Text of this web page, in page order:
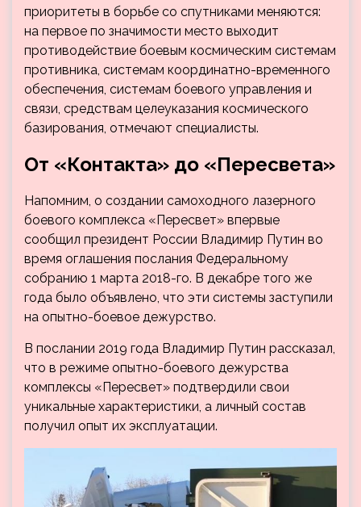
приоритеты в борьбе со спутниками меняются:
на первое по значимости место выходит
противодействие боевым космическим системам
противника, системам координатно-временного
обеспечения, системам боевого управления и
связи, средствам целеуказания космического
базирования, отмечают специалисты.
От «Контакта» до «Пересвета»
Напомним, о создании самоходного лазерного
боевого комплекса «Пересвет» впервые
сообщил президент России Владимир Путин во
время оглашения послания Федеральному
собранию 1 марта 2018-го. В декабре того же
года было объявлено, что эти системы заступили
на опытно-боевое дежурство.
В послании 2019 года Владимир Путин рассказал,
что в режиме опытно-боевого дежурства
комплексы «Пересвет» подтвердили свои
уникальные характеристики, а личный состав
получил опыт их эксплуатации.